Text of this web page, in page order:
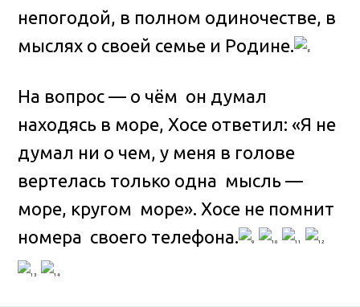
непогодой, в полном одиночестве, в
мыслях о своей семье и Родине.
На вопрос — о чём он думал
находясь в море, Хосе ответил: «Я не
думал ни о чем, у меня в голове
вертелась только одна мысль —
море, кругом море». Хосе не помнит
номера своего телефона.